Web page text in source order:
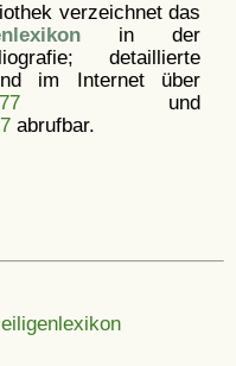
verzeichnet das
in der
detaillierte
im Internet über
und
abrufbar.